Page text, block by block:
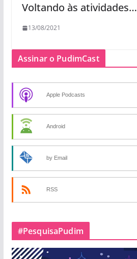
Voltando às atividades…
13/08/2021
Assinar o PudimCast
Apple Podcasts
Android
by Email
RSS
#PesquisaPudim